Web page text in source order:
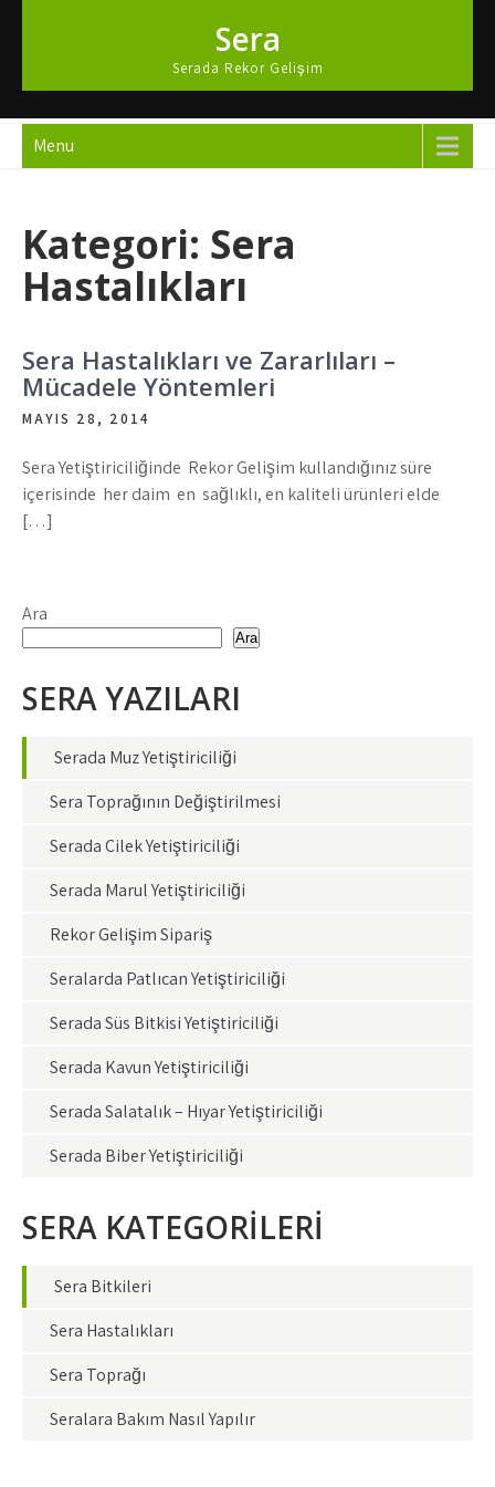
Sera
Serada Rekor Gelişim
Menu
Kategori: Sera
Hastalıkları
Sera Hastalıkları ve Zararlıları –
Mücadele Yöntemleri
MAYIS 28, 2014
Sera Yetiştiriciliğinde Rekor Gelişim kullandığınız süre
içerisinde her daim en sağlıklı, en kaliteli ürünleri elde
[…]
Ara
Ara
SERA YAZILARI
Serada Muz Yetiştiriciliği
Sera Toprağının Değiştirilmesi
Serada Çilek Yetiştiriciliği
Serada Marul Yetiştiriciliği
Rekor Gelişim Sipariş
Seralarda Patlıcan Yetiştiriciliği
Serada Süs Bitkisi Yetiştiriciliği
Serada Kavun Yetiştiriciliği
Serada Salatalık – Hıyar Yetiştiriciliği
Serada Biber Yetiştiriciliği
SERA KATEGORİLERİ
Sera Bitkileri
Sera Hastalıkları
Sera Toprağı
Seralara Bakım Nasıl Yapılır